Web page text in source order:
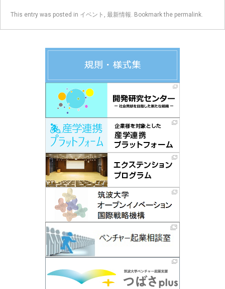
This entry was posted in イベント , 最新情報. Bookmark the permalink.